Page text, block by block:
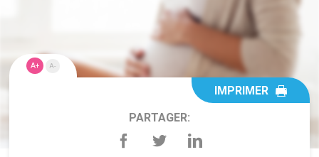
A+ A-
IMPRIMER
PARTAGER: